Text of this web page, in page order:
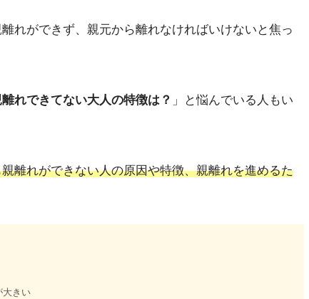
れができず、親元から離れなければいけないと焦っ
れできてない大人の特徴は？ 」と悩んでいる人もい
離れができない人の原因や特徴、親離れを進めるた
大きい